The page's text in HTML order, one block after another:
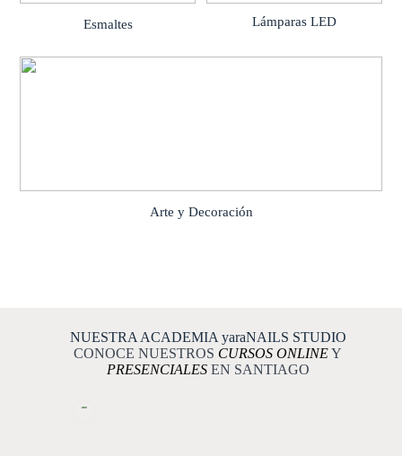
Esmaltes Lámparas LED
Arte y Decoración
NUESTRA ACADEMIA yaraNAILS STUDIO
CONOCE NUESTROS CURSOS ONLINEY
PRESENCIALESEN SANTIAGO